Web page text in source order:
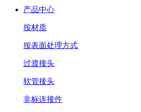
产品中心
按材质
按表面处理方式
过渡接头
软管接头
非标连接件